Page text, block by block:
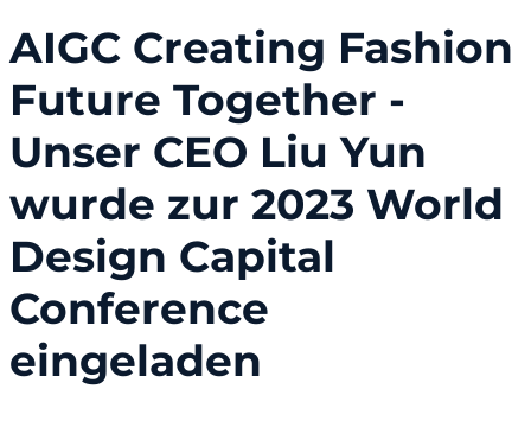
AIGC Creating Fashion
Future Together -
Unser CEO Liu Yun
wurde zur 2023 World
Design Capital
Conference
eingeladen